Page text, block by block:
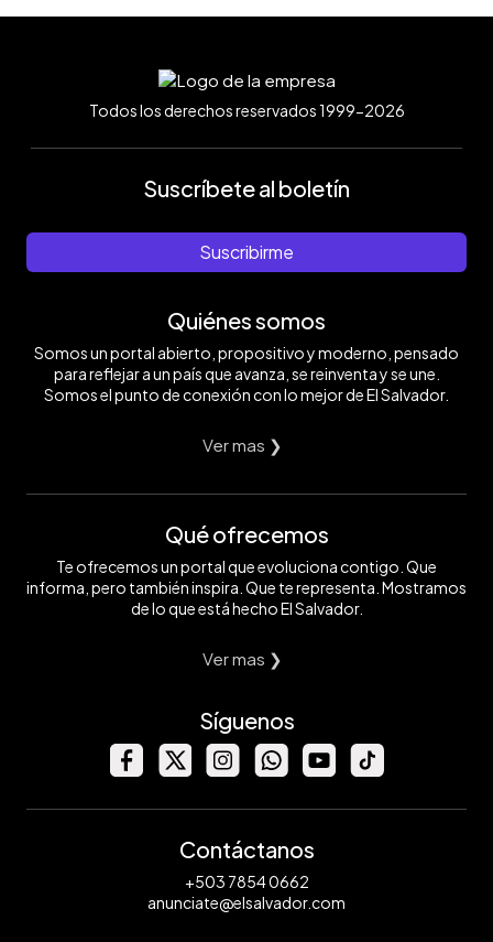
Todos los derechos reservados 1999-2026
Suscríbete al boletín
Suscribirme
Quiénes somos
Somos un portal abierto, propositivo y moderno, pensado
para reflejar a un país que avanza, se reinventa y se une.
Somos el punto de conexión con lo mejor de El Salvador.
Ver mas ❯
Qué ofrecemos
Te ofrecemos un portal que evoluciona contigo. Que
informa, pero también inspira. Que te representa. Mostramos
de lo que está hecho El Salvador.
Ver mas ❯
Síguenos
Contáctanos
+503 7854 0662
anunciate@elsalvador.com